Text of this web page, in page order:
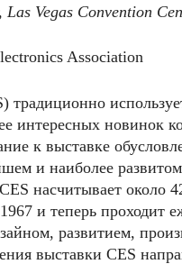
Vegas Convention
Association
традиционно
интересных новинок
к выставке
и наиболее
насчитывает около
и теперь проходит
развитием,
выставки CES